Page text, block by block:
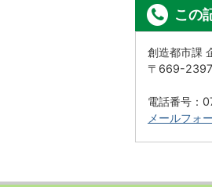
この
創造都市課
〒669-2397
電話番号：
メールフォ